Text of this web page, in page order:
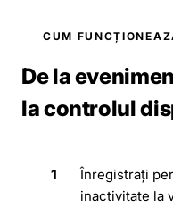
CUM
De la
la controlul
1
Înregistrați
inactivitate la